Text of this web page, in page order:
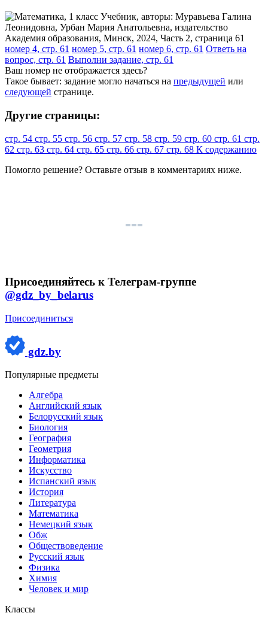
номер 4, стр. 61 номер 5, стр. 61 номер 6, стр. 61 Ответь на
вопрос, стр. 61 Выполни задание, стр. 61
Ваш номер не отображается здесь?
Такое бывает: задание могло начаться на предыдущей или
следующей странице.
Другие страницы:
стр. 54 стр. 55 стр. 56 стр. 57 стр. 58 стр. 59 стр. 60 стр. 61 стр.
62 стр. 63 стр. 64 стр. 65 стр. 66 стр. 67 стр. 68 К содержанию
Помогло решение? Оставьте отзыв в комментариях ниже.
Присоединяйтесь к Телеграм-группе
@gdz_by_belarus
Присоединиться
gdz.by
Популярные предметы
Алгебра
Английский язык
Белорусский язык
Биология
География
Геометрия
Информатика
Искусство
Испанский язык
История
Литература
Математика
Немецкий язык
Обж
Обществоведение
Русский язык
Физика
Химия
Человек и мир
Классы